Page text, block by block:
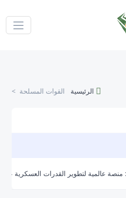
الرئيسية القوات المسلحة